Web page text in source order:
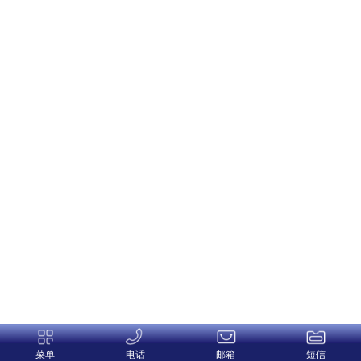
菜单 电话 邮箱 短信